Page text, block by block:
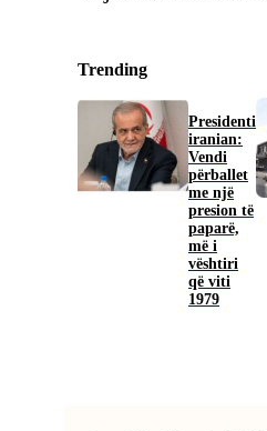
Trending
Presidenti
iranian:
Vendi
përballet
me një
presion të
paparë,
më i
vështiri
që viti
1979